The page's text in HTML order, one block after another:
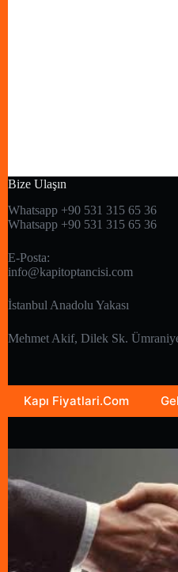
Bize Ulaşın
Whatsapp +90 531 315 65 36
Whatsapp +90 531 315 65 36
E-Posta:
info@kapitoptancisi.com
İstanbul Anadolu Yakası
Mehmet Akif, Dilek Sk.
Kapı Fiyatlari.Com